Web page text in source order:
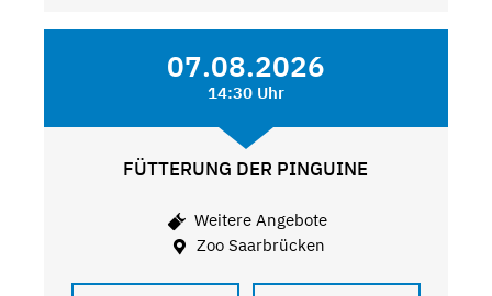
07.08.2026
14:30 Uhr
FÜTTERUNG DER PINGUINE
Weitere Angebote
Zoo Saarbrücken